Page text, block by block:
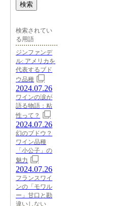
検索
検索されてい
る用語
ジンファンデ
ル: アメリカを
代表するブド
ウ品種
2024.07.26
ワインの涙が
語る物語：粘
性って？
2024.07.26
幻のブドウ？
ワイン品種
「小公子」の
魅力
2024.07.26
フランスワイ
ンの「モワル
ー」甘口と勘
違いしない